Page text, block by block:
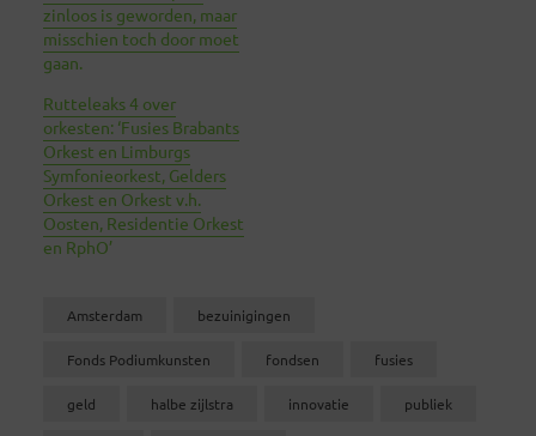
zinloos is geworden, maar
misschien toch door moet
gaan.
Rutteleaks 4 over
orkesten: ‘Fusies Brabants
Orkest en Limburgs
Symfonieorkest, Gelders
Orkest en Orkest v.h.
Oosten, Residentie Orkest
en RphO’
Amsterdam bezuinigingen
Fonds Podiumkunsten fondsen fusies
geld halbe zijlstra innovatie publiek